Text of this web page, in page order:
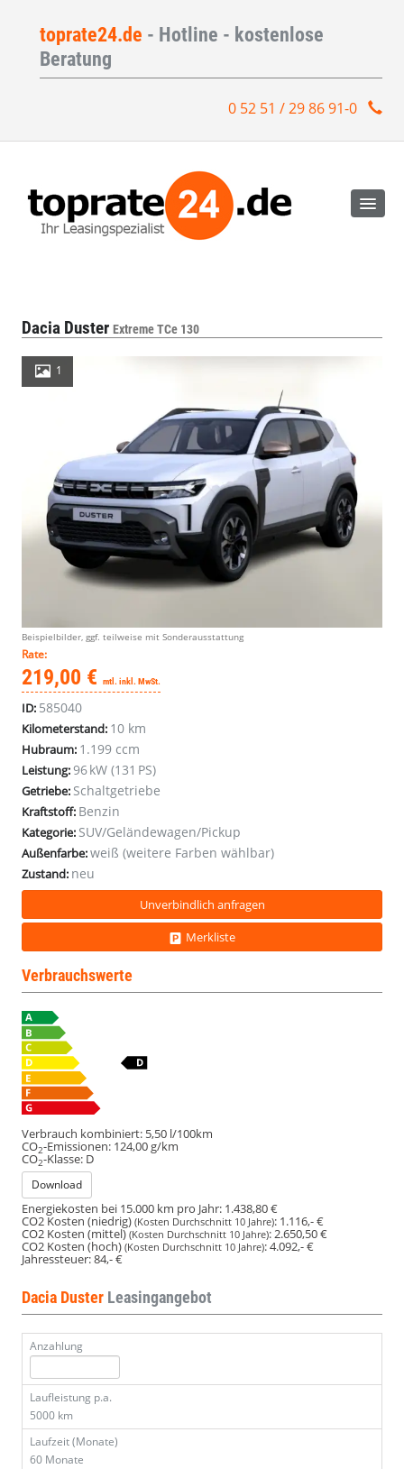
toprate24.de - Hotline - kostenlose
Beratung
0 52 51 / 29 86 91-0
Dacia Duster Extreme TCe 130
1
Beispielbilder, ggf. teilweise mit Sonderausstattung
Rate:
219,00 € mtl. inkl. MwSt.
ID: 585040
Kilometerstand: 10 km
Hubraum: 1.199 ccm
Leistung:96 kW (131 PS)
Getriebe: Schaltgetriebe
Kraftstoff: Benzin
Kategorie: SUV/Geländewagen/Pickup
Außenfarbe:weiß (weitere Farben wählbar)
Zustand: neu
Unverbindlich anfragen
Merkliste
Verbrauchswerte
Verbrauch kombiniert: 5,50 l/100km
CO2-Emissionen: 124,00 g/km
CO2-Klasse: D
Download
Energiekosten bei 15.000 km pro Jahr: 1.438,80 €
CO2 Kosten (niedrig) (Kosten Durchschnitt 10 Jahre): 1.116,- €
CO2 Kosten (mittel)(Kosten Durchschnitt 10 Jahre):2.650,50 €
CO2 Kosten (hoch) (Kosten Durchschnitt 10 Jahre):4.092,- €
Jahressteuer:84,- €
Dacia Duster Leasingangebot
Anzahlung
Laufleistung p.a.
5000 km
Laufzeit (Monate)
60 Monate